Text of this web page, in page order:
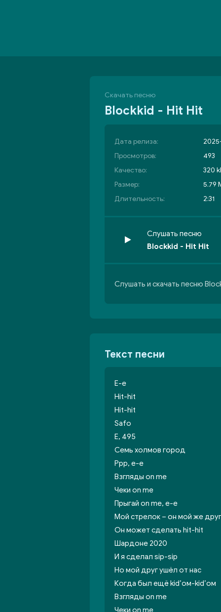
Скачать песню
Blockkid - Hit Hit
Дата релиза:
Просмотров:
493
Качество:
320
Размер:
5.79
Длительность:
2:31
Слушать песню
Blockkid - Hit Hit
Слушать и скачать песню
Текст песни
Е-е
Hit-hit
Hit-hit
Safo
Е, 495
Семь холмов город
Ррр, е-е
Взгляды on me
Чеки on me
Прыгай on me, е-е
Мой стрелок – он мой же друг
Он может сделать hit-hit
Шардоне 2020
И я сделал sip-sip
Но мой друг ушёл от нас
Когда был ещё kid’ом-kid’ом
Взгляды on me
Чеки on me